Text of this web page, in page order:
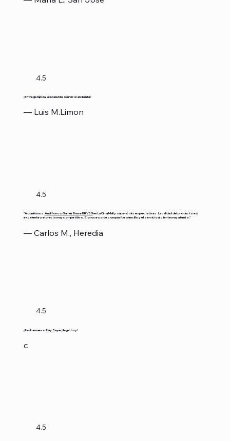
4.5
¡Entrega rápida, excelente servicio al cliente!
— Luis M.Limon
4.5
"Adquirí unos Audifonos Gamer Brave BRV35en La Cima Mall y superó mis expectativas. La calidad del producto es
excelente y el precio muy competitivo. El proceso de compra fue sencillo y el servicio al cliente muy atento."
— Carlos M., Heredia
4.5
¡Pedí un nuevoPlay 5ayer, llegó hoy!
c
4.5